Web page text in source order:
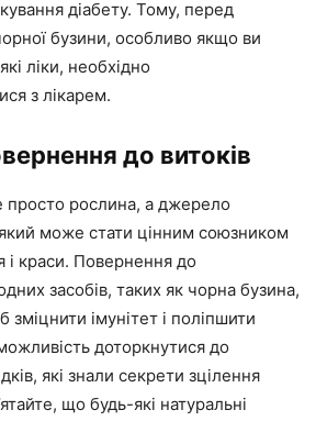
діабету. Тому, перед
бузини, особливо якщо ви
ліки, необхідно
з лікарем.
до витоків
рослина, а джерело
може стати цінним союзником
і краси. Повернення до
засобів, таких як чорна бузина,
зміцнити імунітет і поліпшити
доторкнутися до
які знали секрети зцілення
що будь-які натуральні